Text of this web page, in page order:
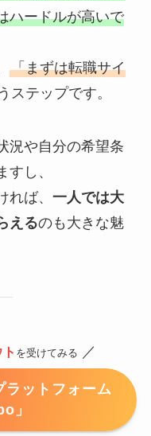
ハードルが高いで
「まずは転職サイ
ステップです。
況や自分の希望条
し、
ば、 一人では大
えるのも大きな魅
を受けてみる ／
ラットフォーム
」